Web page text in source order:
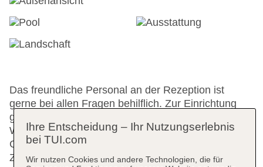
Das freundliche Personal an der Rezeption ist
gerne bei allen Fragen behilflich. Zur Einrichtung
gehören eine Gepäckaufbewahrung, ein Safe, eine
Wechselstube, ein Geldautomat und ein
Getränkeautomat. Per WLAN erhalten die Gäste
Zugang zum Internet. Hilfestellung bei der Buchung
Ihre Entscheidung – Ihr Nutzungserlebnis
bei TUI.com
Wir nutzen Cookies und andere Technologien, die für